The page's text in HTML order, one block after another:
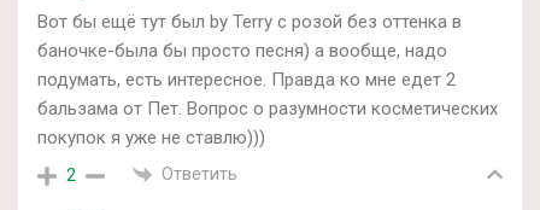
Вот бы ещё тут был by Terry с розой без оттенка в
баночке-была бы просто песня) а вообще, надо
подумать, есть интересное. Правда ко мне едет 2
бальзама от Пет. Вопрос о разумности косметических
покупок я уже не ставлю)))
2 Ответить